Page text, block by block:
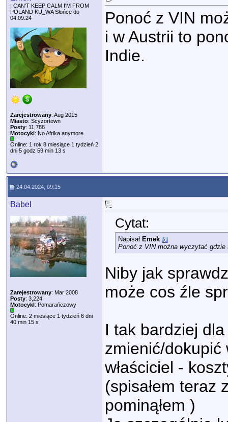
I CAN'T KEEP CALM I'M FROM
POLAND KU_WA Słońce do
04.09.24
Zarejestrowany: Aug 2015
Miasto: Scyzortown
Posty: 11,788
Motocykl: No Afrika anymore
Online: 1 rok 8 miesiące 1 tydzień 2
dni 5 godz 59 min 13 s
Ponoć z VIN
i w Austrii to
Indie.
24.04.2024, 09:15
Babel
Zarejestrowany: Mar 2008
Posty: 3,224
Motocykl: Pomarańczowy
Online: 2 miesiące 1 tydzień 6 dni
40 min 15 s
Cytat:
Napisał Emek
Ponoć z VIN można wyczytać gdzie
Niby jak
może cos źle
I tak bardziej
zmienić/dokupić
właściciel -
(spisałem teraz
pominąłem )